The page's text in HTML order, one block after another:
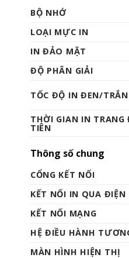
BỘ NHỚ
LOẠI MỰC IN
IN ĐẢO MẶT
ĐỘ PHÂN GIẢI
TỐC ĐỘ IN ĐEN/
THỜI GIAN IN TRANG
TIÊN
Thông số chung
CỔNG KẾT NỐI
KẾT NỐI IN QUA ĐIỆN
KẾT NỐI MẠNG
HỆ ĐIỀU HÀNH
MÀN HÌNH HIỆN THỊ